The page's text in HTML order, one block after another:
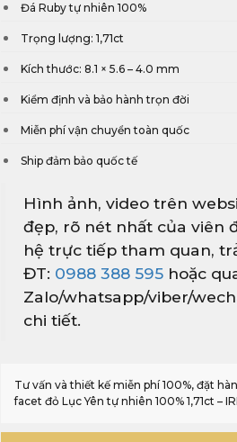
Đá Ruby tự nhiên 100%
Trọng lượng: 1,71ct
Kích thước: 8.1 × 5.6 – 4.0 mm
Kiểm định và bảo hành trọn đời
Miễn phí vận chuyển toàn quốc
Ship đảm bảo quốc tế
Hình ảnh, video trên
đẹp, rõ nét nhất của viên
hệ trực tiếp tham quan,
ĐT: 0988 388 595 hoặc
Zalo/whatsapp/viber/
chi tiết.
Tư vấn và thiết kế miễn phí 100%, đặt
facet đỏ Lục Yên tự nhiên 100% 1,71ct –